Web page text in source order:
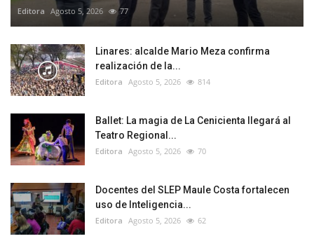
Editora Agosto 5, 2026 77
Linares: alcalde Mario Meza confirma
realización de la...
Editora Agosto 5, 2026 814
Ballet: La magia de La Cenicienta llegará al
Teatro Regional...
Editora Agosto 5, 2026 70
Docentes del SLEP Maule Costa fortalecen
uso de Inteligencia...
Editora Agosto 5, 2026 62